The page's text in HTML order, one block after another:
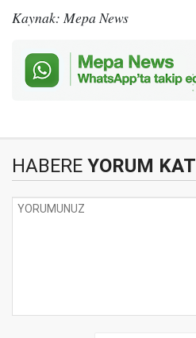
Kaynak: Mepa News
HABERE YORUM KAT